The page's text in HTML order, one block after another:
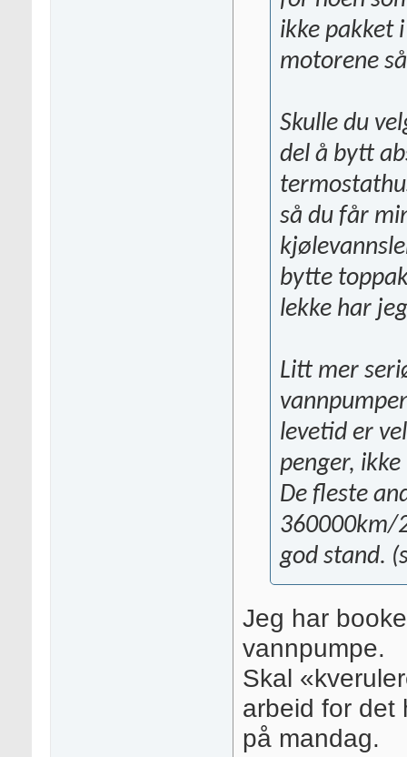
ikke pakket
motorene
Skulle du
del å bytt
så du får
bytte
lekke har
Litt mer
levetid er
penger,
De fleste
360000km/
god stand.
Jeg har
vannpumpe.
Skal
arbeid for det
på mandag.